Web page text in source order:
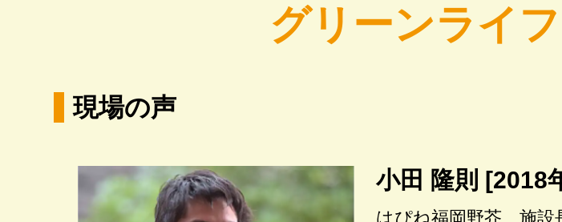
グリーンライ
現場の声
小田 隆則 [2018
はぴね福岡野芥 施設